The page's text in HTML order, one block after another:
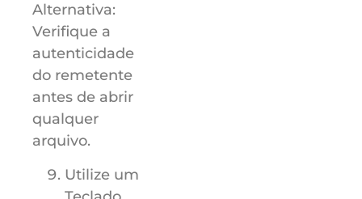
Alternativa:
Verifique a
autenticidade
do remetente
antes de abrir
qualquer
arquivo.
Utilize um